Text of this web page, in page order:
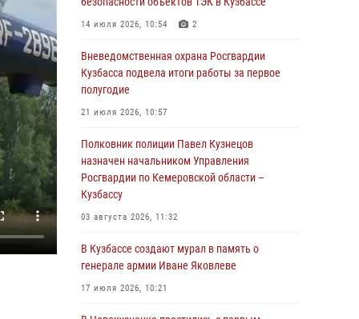
профессиональным праздником
С 1 сентября 2026 года вступает в силу новый
федеральный закон о частной охранной
Росгвардейцы задержали предполагаемого
виновника причинения ножевого ранения
кемеровчанину
06 августа 2026, 09:18
Росгвардейцы задержали мужчину,
повредившего имущество горожанки
06 августа 2026, 08:17
14 июля 2026, 10:54 2
Вневедомственная охрана Росгвардии
Кузбасса подвела итоги работы за первое
полугодие
21 июля 2026, 10:57
Полковник полиции Павел Кузнецов
назначен начальником Управления
Росгвардии по Кемеровской области –
Кузбассу
03 августа 2026, 11:32
В Кузбассе создают мурал в память о
генерале армии Иване Яковлеве
17 июля 2026, 10:21